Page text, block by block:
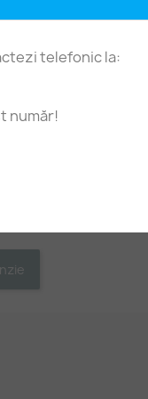
telefonic la:
număr!
disponibile sunt,
aproximative:
15 mm, grosime 4
1 sirag cu maxim 28